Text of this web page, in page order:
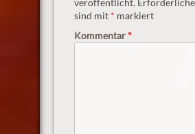
veröffentlicht.
sind mit * markiert
Kommentar*